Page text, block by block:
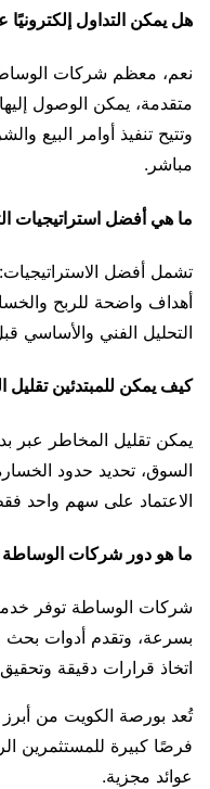
هل يمكن التداول إلكترونيًا
نعم، معظم شركات
متقدمة، يمكن الوصول
وتتيح تنفيذ أوامر البيع
مباشر.
ما هي أفضل استراتيجيات
تشمل أفضل الاستراتيجيات:
أهداف واضحة للربح
التحليل الفني والأساسي
كيف يمكن للمبتدئين تقليل
يمكن تقليل المخاطر عبر
السوق، تحديد حدود
الاعتماد على سهم واحد
ما هو دور شركات الوساطة
شركات الوساطة توفر
بسرعة، وتقدم أدوات بحث
اتخاذ قرارات دقيقة
تُعد بورصة الكويت من أبرز
فرصًا كبيرة للمستثمرين
عوائد مجزية.